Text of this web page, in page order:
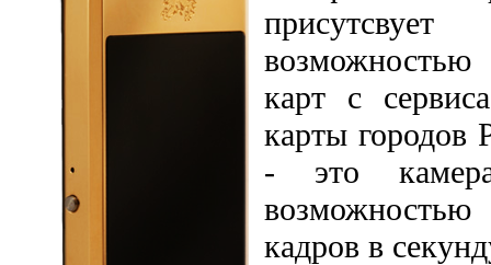
карт с
карты городов
- это
кадров в